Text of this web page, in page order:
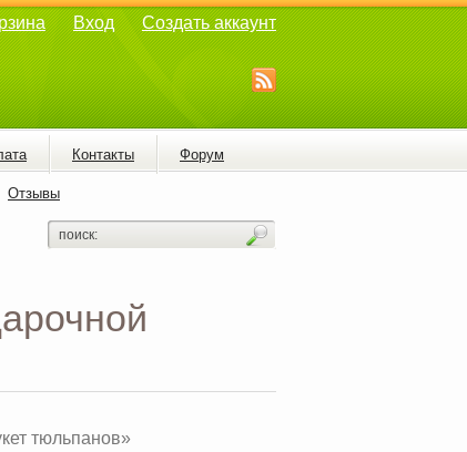
Вход Создать аккаунт
Контакты Форум
Отзывы
тюльпанов»